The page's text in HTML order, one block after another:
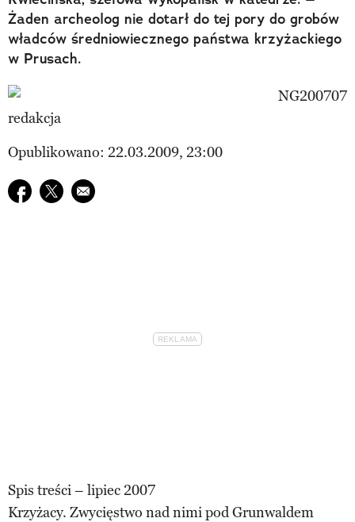
Żaden archeolog nie dotarł do tej pory do grobów
władców średniowiecznego państwa krzyżackiego
w Prusach.
redakcja
Opublikowano: 22.03.2009, 23:00
Udostępnij na facebook
Udostępnij na twitter
E-mail do przyjaciela
Spis treści – lipiec 2007
Krzyżacy. Zwycięstwo nad nimi pod Grunwaldem